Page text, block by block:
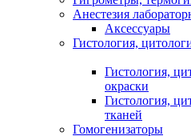
Анестезия
Аксессуары
Гистология,
Гистология,
окраски
Гистология,
тканей
Гомогенизаторы